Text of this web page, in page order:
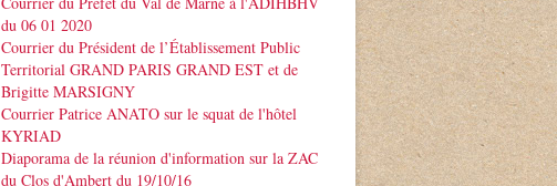
du 06 01 2020
Courrier du Président de l’Établissement Public
Territorial GRAND PARIS GRAND EST et de
Brigitte MARSIGNY
Courrier Patrice ANATO sur le squat de l'hôtel
KYRIAD
Diaporama de la réunion d'information sur la ZAC
du Clos d'Ambert du 19/10/16